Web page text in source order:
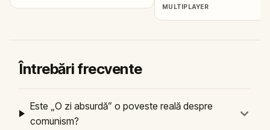
MULTIPLAYER
Întrebări frecvente
Este „O zi absurdă” o poveste reală despre
comunism?